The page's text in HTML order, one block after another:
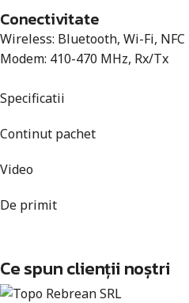
Conectivitate
Wireless: Bluetooth, Wi-Fi, NFC
Modem: 410-470 MHz, Rx/Tx
Specificatii
Continut pachet
Video
De primit
Ce spun clienții noștri